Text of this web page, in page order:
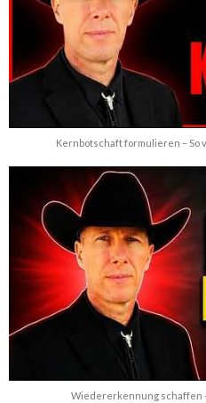
Kernbotschaft formulieren – So
Wiedererkennung schaffen –